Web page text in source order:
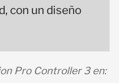
con un diseño
Pro Controller 3 en: